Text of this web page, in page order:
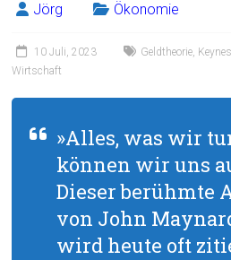
Jörg Ökonomie
10 Juli, 2023 Geldtheorie, Keynes
Wirtschaft
»Alles, was wir
können wir uns
Dieser berühmte
von John
wird heute oft